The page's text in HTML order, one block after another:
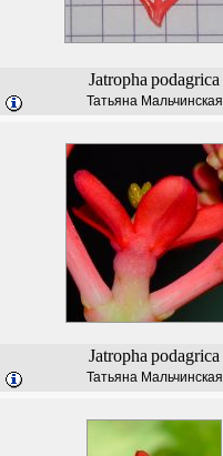
Jatropha podagrica
Татьяна Мальчинская
Jatropha podagrica
Татьяна Мальчинская